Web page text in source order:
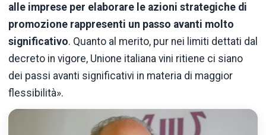
alle imprese per elaborare le azioni strategiche di
promozione rappresenti un passo avanti molto
significativo. Quanto al merito, pur nei limiti dettati dal
decreto in vigore, Unione italiana vini ritiene ci siano
dei passi avanti significativi in materia di maggior
flessibilità».